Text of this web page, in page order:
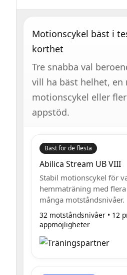
Motionscykel bäst i
korthet
Tre snabba val
vill ha bäst helhet, en
motionscykel eller
appstöd.
Bäst för de flesta
Abilica Stream UB VIII
Stabil motionscykel för
hemmaträning med
många motståndsnivåer.
32 motståndsnivåer • 12
appmöjligheter